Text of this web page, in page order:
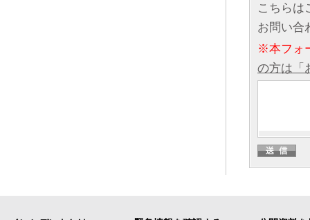
こちらは
お問い合
※本フォ
の方は「